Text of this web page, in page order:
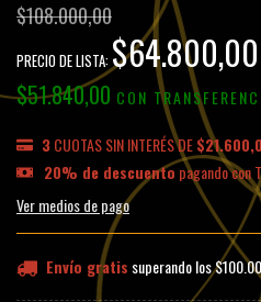
$108.000,00
$64.800,00
$51.840,00 CON
3CUOTAS SIN INTERÉS DE
20% de descuentopagando con
Ver medios de pago
Envío gratis superando los